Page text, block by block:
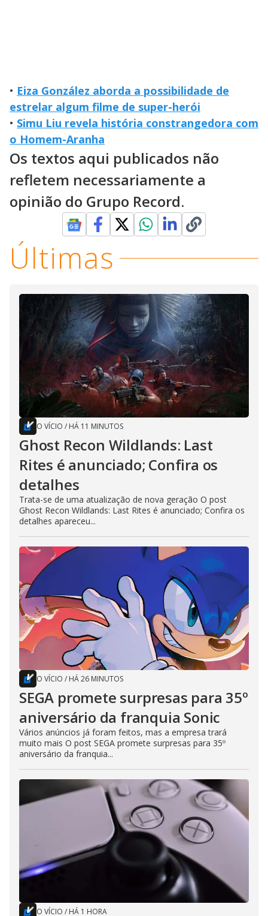
• Eiza González aborda a possibilidade de
estrelar algum filme de super-herói
• Simu Liu revela história constrangedora com
o Homem-Aranha
Os textos aqui publicados não
refletem necessariamente a
opinião do Grupo Record.
Últimas
O VÍCIO / HÁ 11 MINUTOS
Ghost Recon Wildlands: Last
Rites é anunciado; Confira os
detalhes
Trata-se de uma atualização de nova geração O post
Ghost Recon Wildlands: Last Rites é anunciado; Confira os
detalhes apareceu...
O VÍCIO / HÁ 26 MINUTOS
SEGA promete surpresas para 35º
aniversário da franquia Sonic
Vários anúncios já foram feitos, mas a empresa trará
muito mais O post SEGA promete surpresas para 35º
aniversário da franquia...
O VÍCIO / HÁ 1 HORA